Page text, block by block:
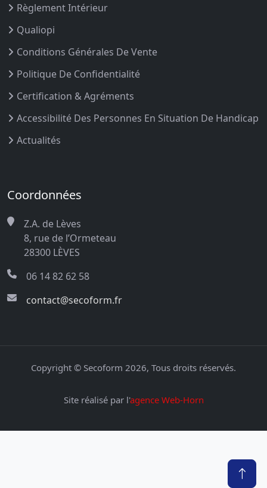
Règlement Intérieur
Qualiopi
Conditions Générales De Vente
Politique De Confidentialité
Certification & Agréments
Accessibilité Des Personnes En Situation De Handicap
Actualités
Coordonnées
Z.A. de Lèves
8, rue de l’Ormeteau
28300 LÈVES
06 14 82 62 58
contact@secoform.fr
Copyright © Secoform 2026, Tous droits réservés.
Site réalisé par l'agence Web-Horn